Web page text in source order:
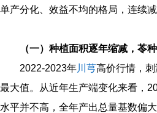
单产分化、效益不均的格局，连续减
（一）种植面积逐年缩减，苓
2022‑2023年川芎高价行情，
最大值。从近年生产端变化来看，
水平并不高，全年产出总量基数偏